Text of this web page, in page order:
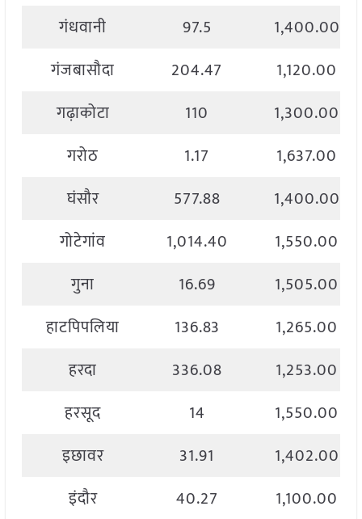
गंधवानी
97.5
1,400.00
गंजबासौदा
204.47
1,120.00
गढ़ाकोटा
110
1,300.00
गरोठ
1.17
1,637.00
घंसौर
577.88
1,400.00
गोटेगांव
1,014.40
1,550.00
गुना
16.69
1,505.00
हाटपिपलिया
136.83
1,265.00
हरदा
336.08
1,253.00
हरसूद
14
1,550.00
इछावर
31.91
1,402.00
इंदौर
40.27 1,100.00